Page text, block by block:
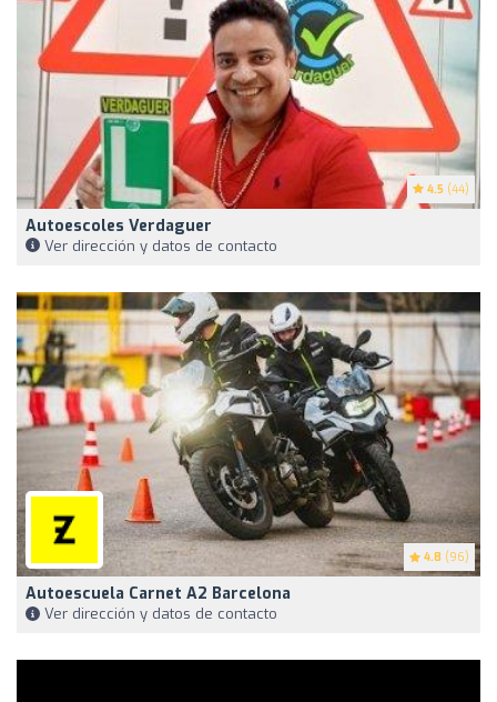
4.5 (44)
Autoescoles Verdaguer
Ver dirección y datos de contacto
4.8 (96)
Autoescuela Carnet A2 Barcelona
Ver dirección y datos de contacto